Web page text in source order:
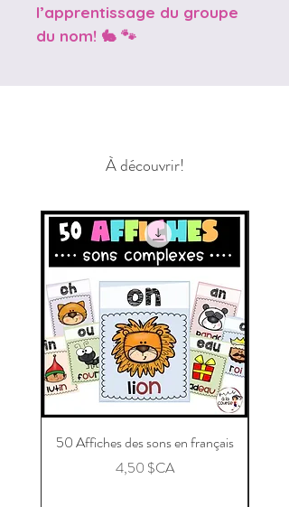
l’apprentissage du groupe
du nom! 🐇 🐾
À découvrir!
50 Affiches des sons en français
Prix
4,50 $CA